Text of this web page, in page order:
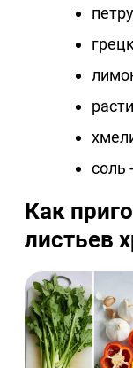
соль
Как
листьев